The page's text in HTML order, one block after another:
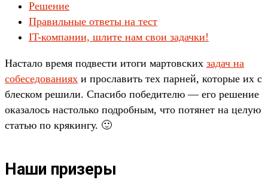
Решение
Правильные ответы на тест
IT-компании, шлите нам свои задачки!
Настало время подвести итоги мартовских задач на
собеседованиях и прославить тех парней, которые их с
блеском решили. Спасибо победителю — его решение
оказалось настолько подробным, что потянет на целую
статью по крякингу. 🙂
Наши призеры